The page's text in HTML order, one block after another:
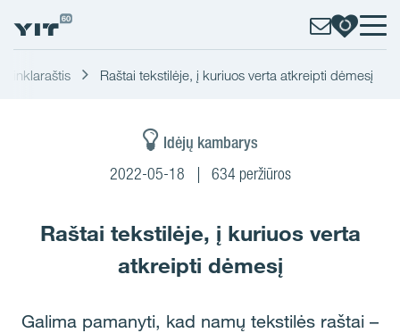
tinklaraštis Raštai tekstilėje, į kuriuos verta atkreipti dėmesį
Idėjų kambarys
2022-05-18 634 peržiūros
Raštai tekstilėje, į kuriuos verta
atkreipti dėmesį
Galima pamanyti, kad namų tekstilės raštai –